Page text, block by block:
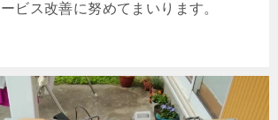
ビス改善に努めてまいります。